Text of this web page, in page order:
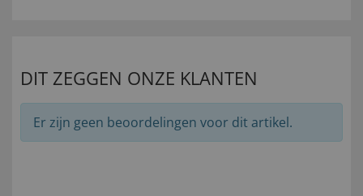
DIT ZEGGEN ONZE KLANTEN
Er zijn geen beoordelingen voor dit artikel.